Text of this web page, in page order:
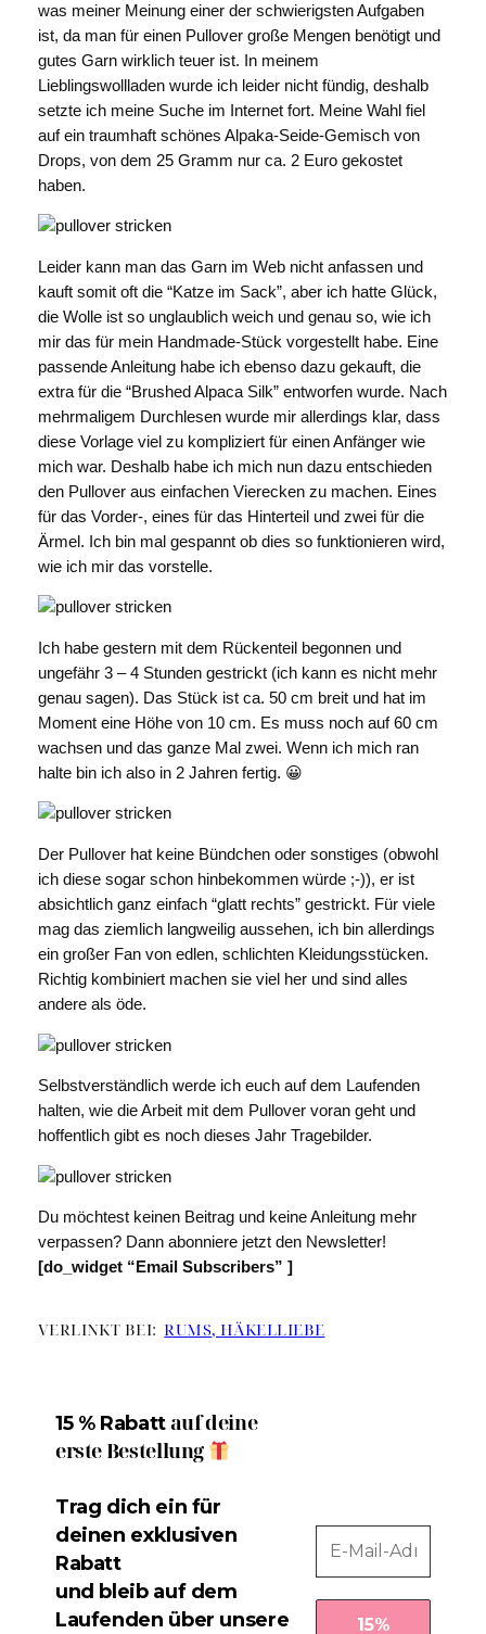
was meiner Meinung einer der schwierigsten Aufgaben
ist, da man für einen Pullover große Mengen benötigt und
gutes Garn wirklich teuer ist. In meinem
Lieblingswollladen wurde ich leider nicht fündig, deshalb
setzte ich meine Suche im Internet fort. Meine Wahl fiel
auf ein traumhaft schönes Alpaka-Seide-Gemisch von
Drops, von dem 25 Gramm nur ca. 2 Euro gekostet
haben.
Leider kann man das Garn im Web nicht anfassen und
kauft somit oft die “Katze im Sack”, aber ich hatte Glück,
die Wolle ist so unglaublich weich und genau so, wie ich
mir das für mein Handmade-Stück vorgestellt habe. Eine
passende Anleitung habe ich ebenso dazu gekauft, die
extra für die “Brushed Alpaca Silk” entworfen wurde. Nach
mehrmaligem Durchlesen wurde mir allerdings klar, dass
diese Vorlage viel zu kompliziert für einen Anfänger wie
mich war. Deshalb habe ich mich nun dazu entschieden
den Pullover aus einfachen Vierecken zu machen. Eines
für das Vorder-, eines für das Hinterteil und zwei für die
Ärmel. Ich bin mal gespannt ob dies so funktionieren wird,
wie ich mir das vorstelle.
Ich habe gestern mit dem Rückenteil begonnen und
ungefähr 3 – 4 Stunden gestrickt (ich kann es nicht mehr
genau sagen). Das Stück ist ca. 50 cm breit und hat im
Moment eine Höhe von 10 cm. Es muss noch auf 60 cm
wachsen und das ganze Mal zwei. Wenn ich mich ran
halte bin ich also in 2 Jahren fertig. 😀
Der Pullover hat keine Bündchen oder sonstiges (obwohl
ich diese sogar schon hinbekommen würde ;-)), er ist
absichtlich ganz einfach “glatt rechts” gestrickt. Für viele
mag das ziemlich langweilig aussehen, ich bin allerdings
ein großer Fan von edlen, schlichten Kleidungsstücken.
Richtig kombiniert machen sie viel her und sind alles
andere als öde.
Selbstverständlich werde ich euch auf dem Laufenden
halten, wie die Arbeit mit dem Pullover voran geht und
hoffentlich gibt es noch dieses Jahr Tragebilder.
Du möchtest keinen Beitrag und keine Anleitung mehr
verpassen? Dann abonniere jetzt den Newsletter!
[do_widget “Email Subscribers” ]
VERLINKT BEI: RUMS, HÄKELLIEBE
15 % Rabattauf deine
erste Bestellung
Trag dich ein für
deinen exklusiven
Rabatt
und bleib auf dem
Laufenden über unsere